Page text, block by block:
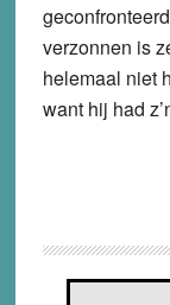
verzonnen is
helemaal niet
want hij had